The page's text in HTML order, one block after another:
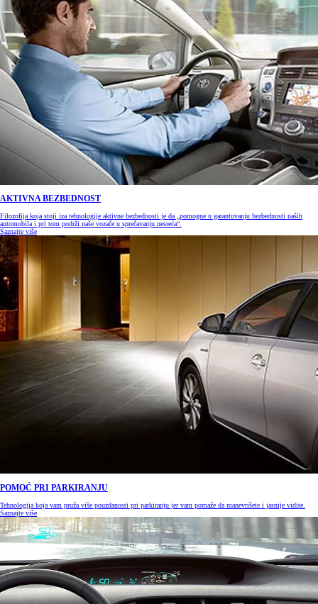
AKTIVNA BEZBEDNOST
Filozofija koja stoji iza tehnologije aktivne bezbednosti je da „pomogne u garantovanju bezbednosti naših
automobila i pri tom podrži naše vozače u sprečavanju nesreća“.
Saznajte više
POMOĆ PRI PARKIRANJU
Tehnologija koja vam pruža više pouzdanosti pri parkiranju jer vam pomaže da manevrišete i jasnije vidite.
Saznajte više